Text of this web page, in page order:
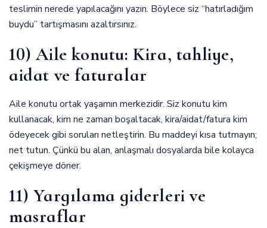
teslimin nerede yapılacağını yazın. Böylece siz “hatırladığım
buydu” tartışmasını azaltırsınız.
10) Aile konutu: Kira, tahliye,
aidat ve faturalar
Aile konutu ortak yaşamın merkezidir. Siz konutu kim
kullanacak, kim ne zaman boşaltacak, kira/aidat/fatura kim
ödeyecek gibi soruları netleştirin. Bu maddeyi kısa tutmayın;
net tutun. Çünkü bu alan, anlaşmalı dosyalarda bile kolayca
çekişmeye döner.
11) Yargılama giderleri ve
masraflar